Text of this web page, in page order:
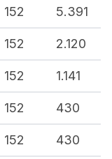
152 5.391
152 2.120
152 1.141
152 430
152 430